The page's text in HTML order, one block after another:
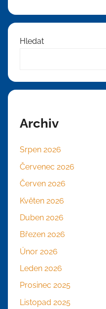
Hledat
Archiv
Srpen 2026
Červenec 2026
Červen 2026
Květen 2026
Duben 2026
Březen 2026
Únor 2026
Leden 2026
Prosinec 2025
Listopad 2025